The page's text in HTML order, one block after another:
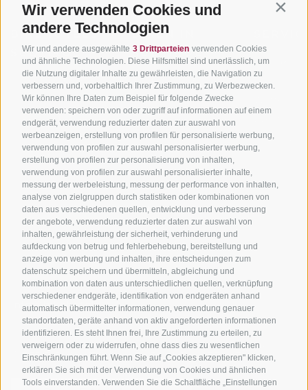
Wir verwenden Cookies und
andere Technologien
Wir und andere ausgewählte 3 Drittparteien verwenden Cookies
und ähnliche Technologien. Diese Hilfsmittel sind unerlässlich, um
die Nutzung digitaler Inhalte zu gewährleisten, die Navigation zu
verbessern und, vorbehaltlich Ihrer Zustimmung, zu Werbezwecken.
Wir können Ihre Daten zum Beispiel für folgende Zwecke
verwenden: speichern von oder zugriff auf informationen auf einem
endgerät, verwendung reduzierter daten zur auswahl von
werbeanzeigen, erstellung von profilen für personalisierte werbung,
verwendung von profilen zur auswahl personalisierter werbung,
erstellung von profilen zur personalisierung von inhalten,
verwendung von profilen zur auswahl personalisierter inhalte,
messung der werbeleistung, messung der performance von inhalten,
analyse von zielgruppen durch statistiken oder kombinationen von
daten aus verschiedenen quellen, entwicklung und verbesserung
der angebote, verwendung reduzierter daten zur auswahl von
inhalten, gewährleistung der sicherheit, verhinderung und
aufdeckung von betrug und fehlerbehebung, bereitstellung und
anzeige von werbung und inhalten, ihre entscheidungen zum
datenschutz speichern und übermitteln, abgleichung und
kombination von daten aus unterschiedlichen quellen, verknüpfung
verschiedener endgeräte, identifikation von endgeräten anhand
automatisch übermittelter informationen, verwendung genauer
standortdaten, geräte anhand von aktiv angeforderten informationen
identifizieren. Es steht Ihnen frei, Ihre Zustimmung zu erteilen, zu
verweigern oder zu widerrufen, ohne dass dies zu wesentlichen
Einschränkungen führt. Wenn Sie auf „Cookies akzeptieren" klicken,
erklären Sie sich mit der Verwendung von Cookies und ähnlichen
Tools einverstanden. Verwenden Sie die Schaltfläche „Einstellungen
BIKEHOTELS
SÜDTIROL
Hotels & Pakete
Urlaubspakete
Unsere Gutscheine
Hot Deals
Bike & Work
BIKEN IN
SÜDTIROL
Mountainbiken in
Südtirol
Rennradfahren in
Südtirol
Radwege in Südtirol
Bikeshops & Verleihe
Bike-Schulen
Tourenzentrale
Kontakt
Anreise
Zum
info@bikehotels.it
MELDE DICH ZU UNSEREM NEWSLETTER AN!